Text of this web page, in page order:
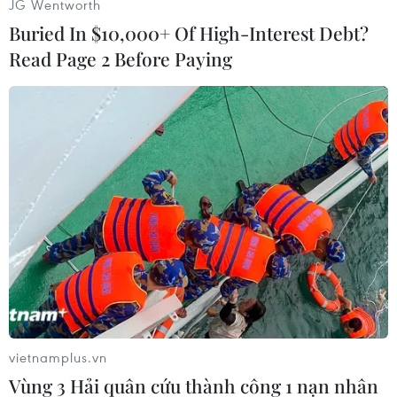
phải đi tị nạn kể từ cuộc nổi dậy năm 2009./.
#Thiết bị an ninh #Nigeria
#Cảnh sát bí mật
JG Wentworth
Buried In $10,000+ Of High-Interest Debt?
Read Page 2 Before Paying
vietnamplus.vn
Vùng 3 Hải quân cứu thành công 1 nạn nhân